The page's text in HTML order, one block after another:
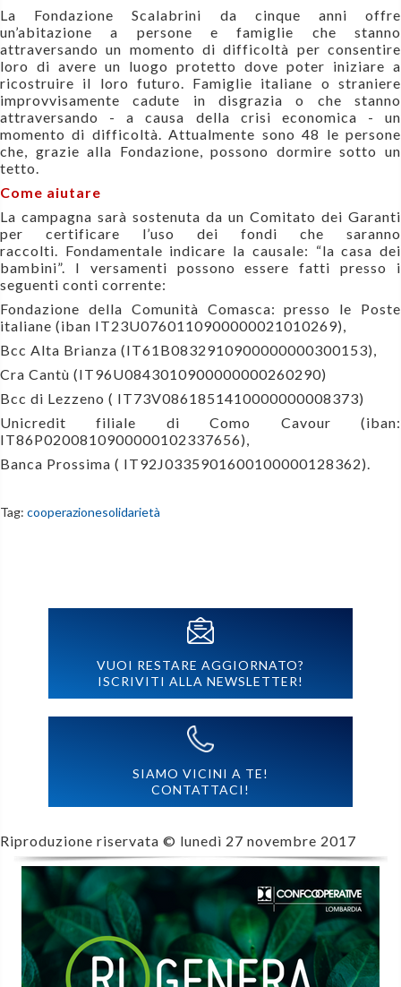
La Fondazione Scalabrini da cinque anni offre
un’abitazione a persone e famiglie che stanno
attraversando un momento di difficoltà per consentire
loro di avere un luogo protetto dove poter iniziare a
ricostruire il loro futuro. Famiglie italiane o straniere
improvvisamente cadute in disgrazia o che stanno
attraversando - a causa della crisi economica - un
momento di difficoltà. Attualmente sono 48 le persone
che, grazie alla Fondazione, possono dormire sotto un
tetto.
Come aiutare
La campagna sarà sostenuta da un Comitato dei Garanti
per certificare l’uso dei fondi che saranno
raccolti. Fondamentale indicare la causale: “la casa dei
bambini”. I versamenti possono essere fatti presso i
seguenti conti corrente:
Fondazione della Comunità Comasca: presso le Poste
italiane (iban IT23U0760110900000021010269),
Bcc Alta Brianza (IT61B0832910900000000300153),
Cra Cantù (IT96U0843010900000000260290)
Bcc di Lezzeno ( IT73V0861851410000000008373)
Unicredit filiale di Como Cavour (iban:
IT86P0200810900000102337656),
Banca Prossima ( IT92J0335901600100000128362).
Tag: cooperazionesolidarietà
VUOI RESTARE AGGIORNATO?
ISCRIVITI ALLA NEWSLETTER!
SIAMO VICINI A TE!
CONTATTACI!
Riproduzione riservata © lunedì 27 novembre 2017